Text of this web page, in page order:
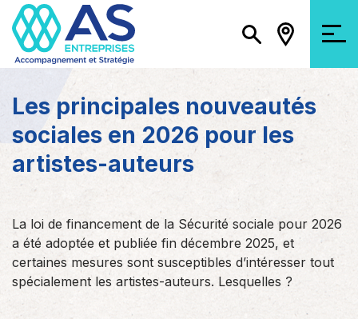
Les principales nouveautés
sociales en 2026 pour les
artistes-auteurs
La loi de financement de la Sécurité sociale pour 2026
a été adoptée et publiée fin décembre 2025, et
certaines mesures sont susceptibles d’intéresser tout
spécialement les artistes-auteurs. Lesquelles ?